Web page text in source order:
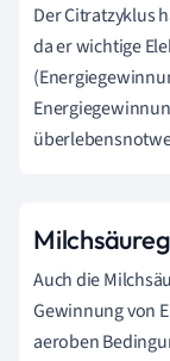
Der Citratzyklus
da er wichtige
Auch die
Gewinnung von
aeroben